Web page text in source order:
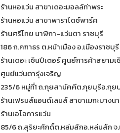
ร้านหอแว่น สาขาเดอะมอลล์ท่าพระ
ร้านหอแว่น สาขาพาราไดซ์พาร์ค
ร้านศรีไทย นาฬิกา-แว่นตา ราชบุรี
186 ถ.คฑาธร ต.หน้าเมือง อ.เมืองราช
ร้านเดอะ เซ็นปีเตอร์ ศูนย์การค้าสยามเ
ศูนย์แว่นตารุ่งเจริญ
235/6 หมู่ที่1 ถ.กุยสามัคคีต.กุยบุรีอ.กุย
ร้านเฟรมส์แอนด์เลนส์ สาขาเมกะบางนา
ร้านเอโอการแว่น
85/6 ถ.สุริยะศักดิ์ต.หล่มสักอ.หล่มสัก จ